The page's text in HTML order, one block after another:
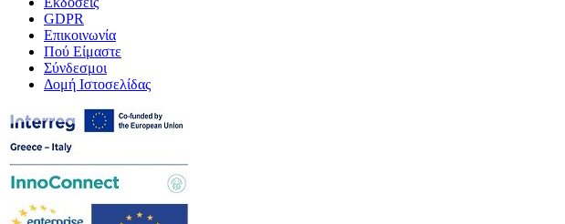
GDPR
Επικοινωνία
Πού Είμαστε
Σύνδεσμοι
Δομή Ιστοσελίδας